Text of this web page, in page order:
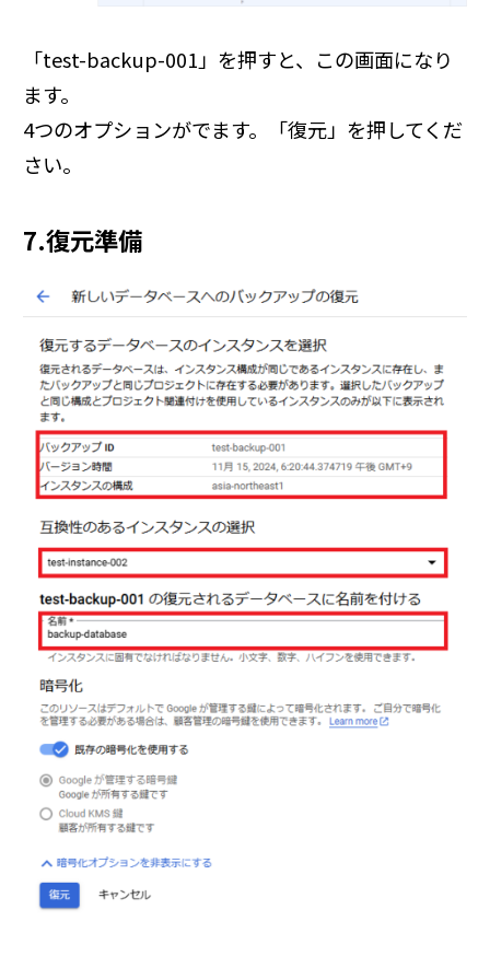
「test-backup-001」を押すと、この画面になり
ます。
4つのオプションがでます。「復元」を押してくだ
さい。
7.復元準備